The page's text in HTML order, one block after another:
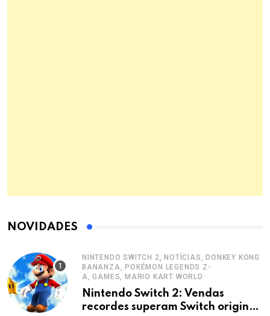
NOVIDADES
NINTENDO SWITCH 2, NOTÍCIAS, DONKEY KONG
BANANZA, POKÉMON LEGENDS Z-
A, GAMES, MARIO KART WORLD
Nintendo Switch 2: Vendas
recordes superam Switch original